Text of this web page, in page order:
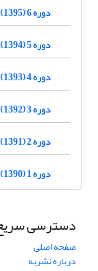
دوره 6 (1395)
دوره 5 (1394)
دوره 4 (1393)
دوره 3 (1392)
دوره 2 (1391)
دوره 1 (1390)
دسترسی
صفحه اصلی
درباره نشریه